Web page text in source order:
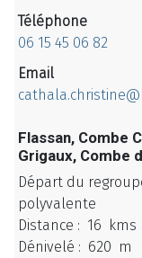
Téléphone
06 15 45 06 82
Email
Flassan, Combe
Grigaux, Combe
Départ du
polyvalente
Distance : 16 kms
Dénivelé : 620 m